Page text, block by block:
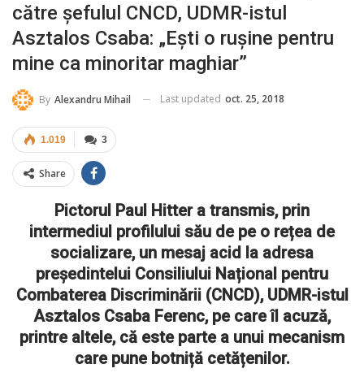
către șefulul CNCD, UDMR-istul
Asztalos Csaba: „Ești o rușine pentru
mine ca minoritar maghiar”
By Alexandru Mihail Last updated oct. 25, 2018
3
1.019
Share
Pictorul Paul Hitter a transmis, prin
intermediul profilului său de pe o rețea de
socializare, un mesaj acid la adresa
președintelui Consiliului Național pentru
Combaterea Discriminării (CNCD), UDMR-istul
Asztalos Csaba Ferenc, pe care îl acuză,
printre altele, că este parte a unui mecanism
care pune botniță cetățenilor.